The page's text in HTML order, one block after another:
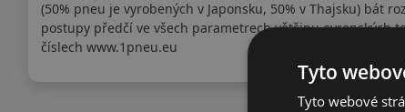
(50% pneu je vyrobených v Japonsku, 50% v Thajsku) bát
postupy předčí ve všech parametrech většinu evropských
číslech www.1pneu.eu
Tyto
Tyto webové